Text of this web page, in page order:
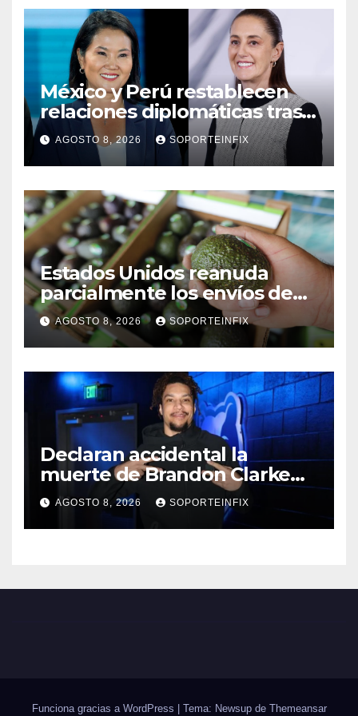
México y Perú restablecen
relaciones diplomáticas tras
cuatro años de
enfrentamientos
AGOSTO 8, 2026 SOPORTEINFIX
Estados Unidos reanuda
parcialmente los envíos de
aguacate desde México
AGOSTO 8, 2026 SOPORTEINFIX
Declaran accidental la
muerte de Brandon Clarke
por consumo de heroína y
cocaína
AGOSTO 8, 2026 SOPORTEINFIX
Funciona gracias a WordPress | Tema: Newsup de Themeansar